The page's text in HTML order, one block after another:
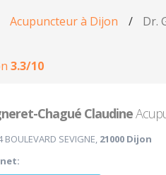
Acupuncteur à Dijon / Dr.
3.3/10
Chagué Claudine
BOULEVARD SEVIGNE, 21000 Dijon